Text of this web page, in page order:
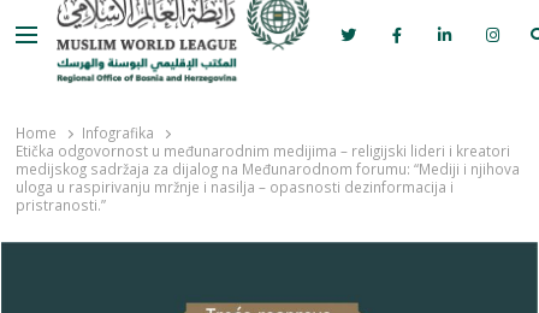
Menu
Bosni i Hercegovini
Home
Infografika
Etička odgovornost u međunarodnim medijima – religijski lideri i kreatori
medijskog sadržaja za dijalog na Međunarodnom forumu: “Mediji i njihova
uloga u raspirivanju mržnje i nasilja – opasnosti dezinformacija i
pristranosti.”